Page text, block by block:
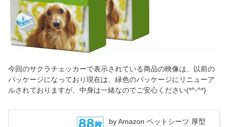
今回のサクラチェッカーで表示されている商品の映像は、以前の
パッケージになっており現在は、緑色のパッケージにリニューア
ルされておりますが、中身は一緒なのでご安心ください(*^-^*)
by Amazon ペットシーツ 厚型